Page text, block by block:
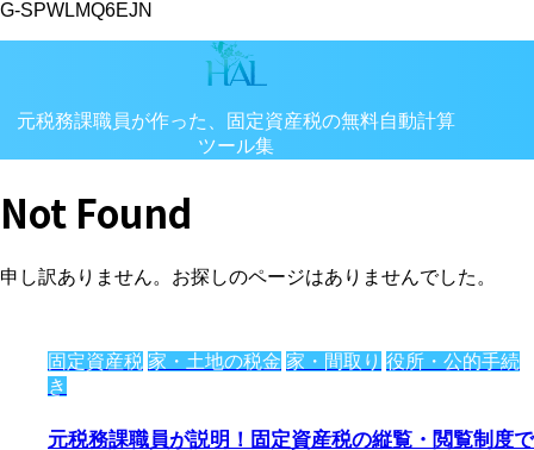
G-SPWLMQ6EJN
元税務課職員が作った、固定資産税の無料自動計算
ツール集
Not Found
申し訳ありません。お探しのページはありませんでした。
固定資産税 家・土地の税金 家・間取り 役所・公的手続
き
元税務課職員が説明！固定資産税の縦覧・閲覧制度で